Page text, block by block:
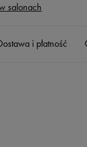
salonach
i płatność